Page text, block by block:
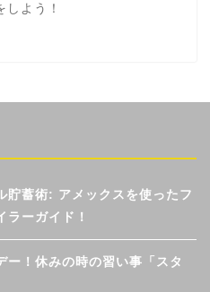
しよう！
貯蓄術: アメックスを使ったフ
ラーガイド！
ー！休みの時の習い事「スタ